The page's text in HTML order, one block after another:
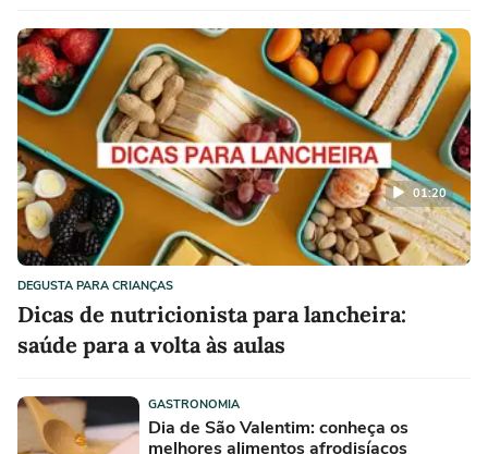
DEGUSTA PARA CRIANÇAS
Dicas de nutricionista para lancheira:
saúde para a volta às aulas
01:20
GASTRONOMIA
Dia de São Valentim: conheça os
melhores alimentos afrodisíacos